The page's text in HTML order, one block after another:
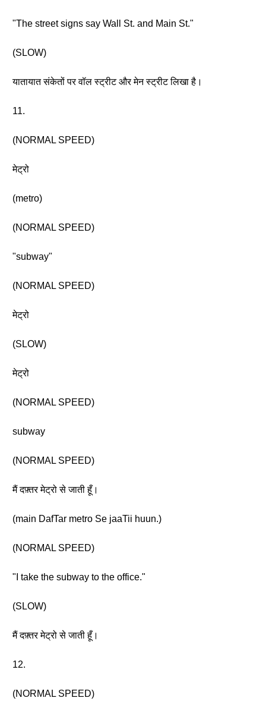
"The street signs say Wall St. and Main St."
(SLOW)
यातायात संकेतों पर वॉल स्ट्रीट और मेन स्ट्रीट लिखा है।
11.
(NORMAL SPEED)
मेट्रो
(metro)
(NORMAL SPEED)
"subway"
(NORMAL SPEED)
मेट्रो
(SLOW)
मेट्रो
(NORMAL SPEED)
subway
(NORMAL SPEED)
मैं दफ़्तर मेट्रो से जाती हूँ।
(main DafTar metro Se jaaTii huun.)
(NORMAL SPEED)
"I take the subway to the office."
(SLOW)
मैं दफ़्तर मेट्रो से जाती हूँ।
12.
(NORMAL SPEED)